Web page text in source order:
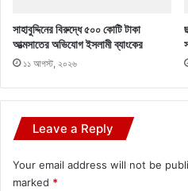
সাহাবুদ্দিনের বিরুদ্ধে ৫০০ কোটি টাকা
আত্মসাতের অভিযোগ ইসলামী ব্যাংকের
১১ আগস্ট, ২০২৬
Leave a Reply
Your email address will not be
marked *